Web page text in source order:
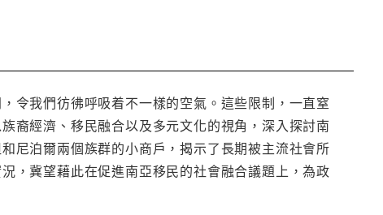
令我們彷彿呼吸着不一樣的空氣。這些限制，一直窒
裔經濟、移民融合以及多元文化的視角，深入探討南
尼泊爾兩個族群的小商戶，揭示了長期被主流社會所
，冀望藉此在促進南亞移民的社會融合議題上，為政